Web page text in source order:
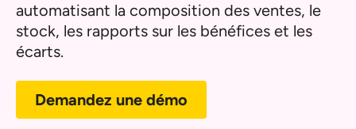
automatisant la composition des ventes, le
stock, les rapports sur les bénéfices et les
écarts.
Demandez une démo